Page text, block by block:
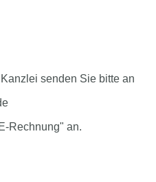
senden Sie bitte an
Rechnung" an.